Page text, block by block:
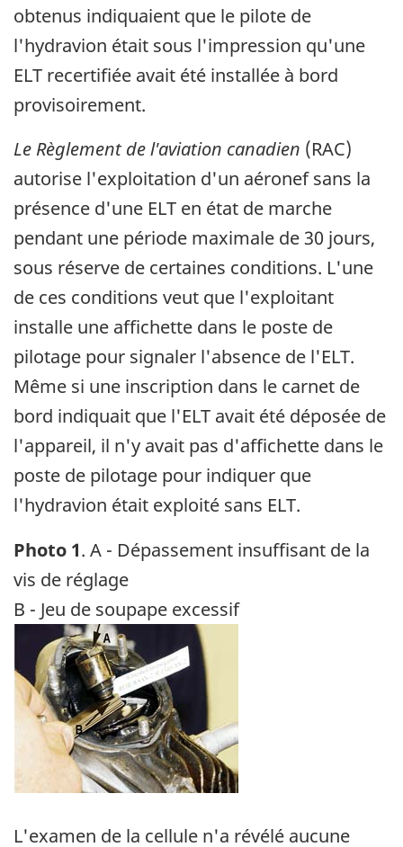
obtenus indiquaient que le pilote de
l'hydravion était sous l'impression qu'une
ELT recertifiée avait été installée à bord
provisoirement.
Le Règlement de l'aviation canadien (RAC)
autorise l'exploitation d'un aéronef sans la
présence d'une ELT en état de marche
pendant une période maximale de 30 jours,
sous réserve de certaines conditions. L'une
de ces conditions veut que l'exploitant
installe une affichette dans le poste de
pilotage pour signaler l'absence de l'ELT.
Même si une inscription dans le carnet de
bord indiquait que l'ELT avait été déposée de
l'appareil, il n'y avait pas d'affichette dans le
poste de pilotage pour indiquer que
l'hydravion était exploité sans ELT.
Photo 1. A - Dépassement insuffisant de la
vis de réglage
B - Jeu de soupape excessif
Image
L'examen de la cellule n'a révélé aucune